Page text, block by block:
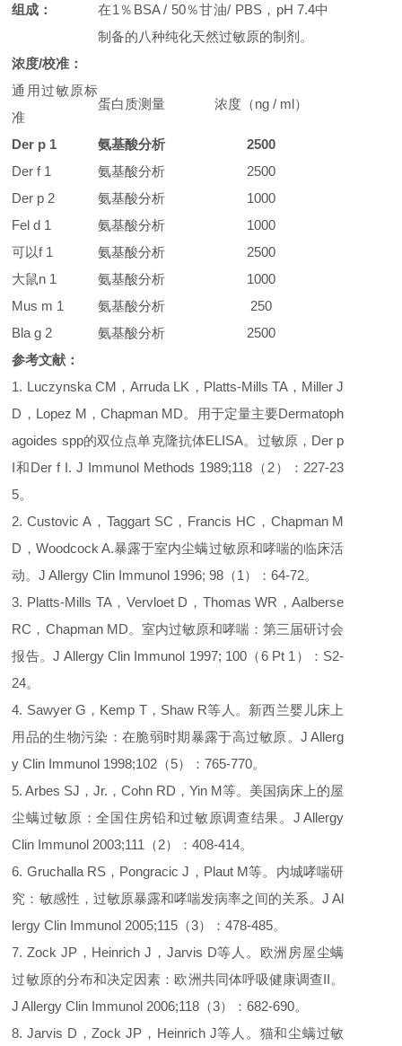
组成：
在1％BSA / 50％甘油/ PBS，pH 7.4中
制备的八种纯化天然过敏原的制剂。
浓度/校准：
通用过敏原标
准
蛋白质测量 浓度（ng / ml）
Der p 1 氨基酸分析
2500
Der f 1
氨基酸分析
2500
Der p 2
氨基酸分析
1000
Fel d 1
氨基酸分析
1000
可以f 1
氨基酸分析
2500
大鼠n 1
氨基酸分析
1000
Mus m 1
氨基酸分析
250
Bla g 2
氨基酸分析
2500
参考文献：
1. Luczynska CM，Arruda LK，Platts-Mills TA，Miller J
D，Lopez M，Chapman MD。用于定量主要Dermatoph
agoides spp的双位点单克隆抗体ELISA。过敏原，Der p
I和Der f I. J Immunol Methods 1989;118（2）：227-23
5。
2. Custovic A，Taggart SC，Francis HC，Chapman M
D，Woodcock A.暴露于室内尘螨过敏原和哮喘的临床活
动。J Allergy Clin Immunol 1996; 98（1）：64-72。
3. Platts-Mills TA，Vervloet D，Thomas WR，Aalberse
RC，Chapman MD。室内过敏原和哮喘：第三届研讨会
报告。J Allergy Clin Immunol 1997; 100（6 Pt 1）：S2-
24。
4. Sawyer G，Kemp T，Shaw R等人。新西兰婴儿床上
用品的生物污染：在脆弱时期暴露于高过敏原。J Allerg
y Clin Immunol 1998;102（5）：765-770。
5. Arbes SJ，Jr.，Cohn RD，Yin M等。美国病床上的屋
尘螨过敏原：全国住房铅和过敏原调查结果。J Allergy
Clin Immunol 2003;111（2）：408-414。
6. Gruchalla RS，Pongracic J，Plaut M等。内城哮喘研
究：敏感性，过敏原暴露和哮喘发病率之间的关系。J Al
lergy Clin Immunol 2005;115（3）：478-485。
7. Zock JP，Heinrich J，Jarvis D等人。欧洲房屋尘螨
过敏原的分布和决定因素：欧洲共同体呼吸健康调查II。
J Allergy Clin Immunol 2006;118（3）：682-690。
8. Jarvis D，Zock JP，Heinrich J等人。猫和尘螨过敏